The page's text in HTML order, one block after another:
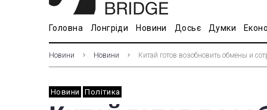
Головна Лонгріди Новини Досьє Думки
Новини Новини Китай готов возобновить обмены и
Новини Політика